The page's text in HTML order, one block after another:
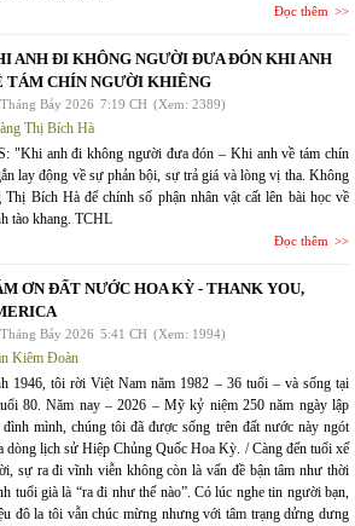
Đọc thêm
ANH ĐI KHÔNG NGƯỜI ĐƯA ĐÓN KHI ANH
TÁM CHÍN NGƯỜI KHIÊNG
Bảy 2026 7:19 CH (Xem: 2389)
Thị Bích Hà
"Khi anh đi không người đưa đón – Khi anh về tám chín
lay động về sự phản bội, sự trả giá và lòng vị tha. Không
Thị Bích Hà để chính số phận nhân vật cất lên bài học về
tào khang. TCHL
Đọc thêm
ƠN ĐẤT NƯỚC HOA KỲ - THANK YOU,
Bảy 2026 5:41 CH (Xem: 1994)
Kiêm Đoàn
1946, tôi rời Việt Nam năm 1982 – 36 tuổi – và sống tại
80. Năm nay – 2026 – Mỹ kỷ niệm 250 năm ngày lập
mình, chúng tôi đã được sống trên đất nước này ngót
dòng lịch sử Hiệp Chủng Quốc Hoa Kỳ. / Càng đến tuổi xế
sự ra đi vĩnh viễn không còn là vấn đề bận tâm như thời
tuổi già là “ra đi như thế nào”. Có lúc nghe tin người bạn,
đô la tôi vẫn chúc mừng nhưng với tâm trạng dửng dưng